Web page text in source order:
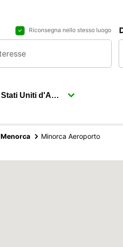
Riconsegna nello stesso luogo
Menorca Minorca Aeroporto